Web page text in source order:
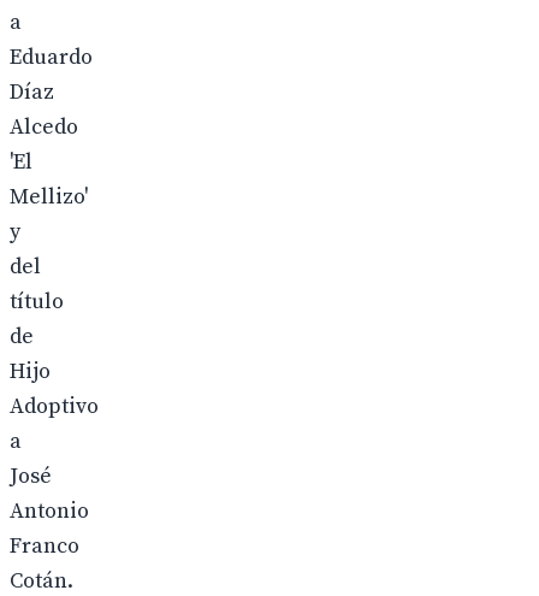
a
Eduardo
Díaz
Alcedo
'El
Mellizo'
y
del
título
de
Hijo
Adoptivo
a
José
Antonio
Franco
Cotán.